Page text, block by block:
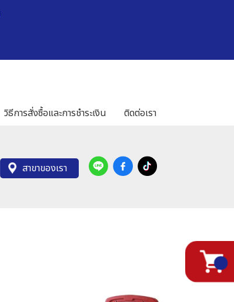
วิธีการสั่งซื้อและการชำระเงิน ติดต่อเรา
สาขาของเรา